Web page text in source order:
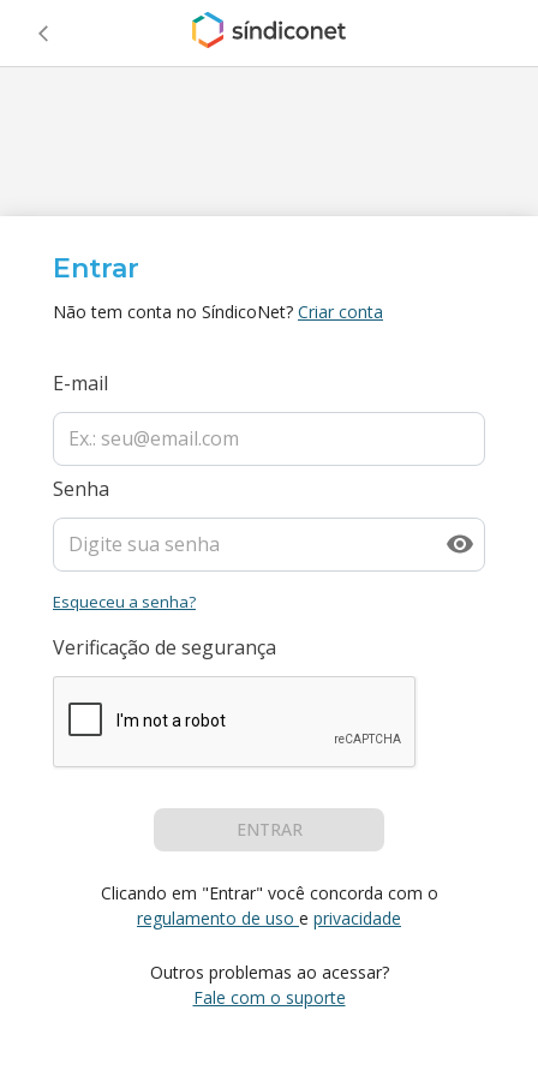
Entrar
Não tem conta no SíndicoNet? Criar conta
E-mail
Senha
Esqueceu a senha?
Verificação de segurança
ENTRAR
Clicando em "Entrar" você concorda com o
regulamento de uso e privacidade
Outros problemas ao acessar?
Fale com o suporte